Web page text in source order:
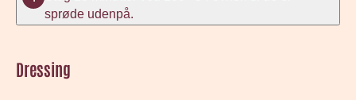
sprøde udenpå.
Dressing